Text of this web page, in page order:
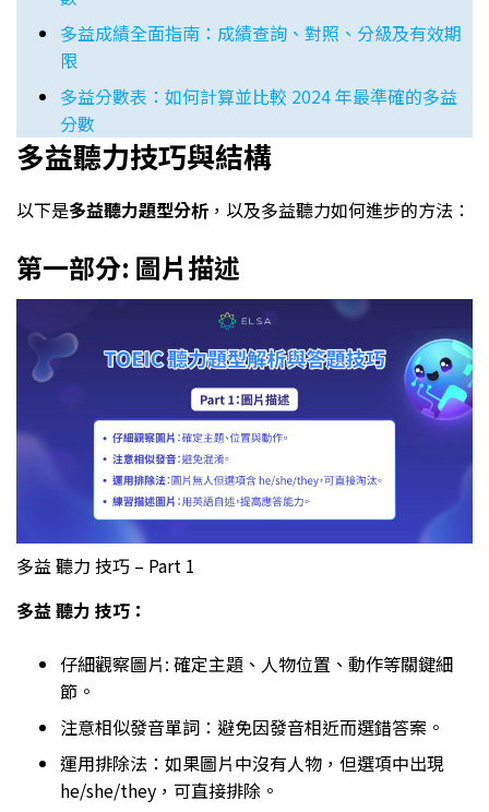
多益成績全面指南：成績查詢、對照、分級及有效期
限
多益分數表：如何計算並比較 2024 年最準確的多益
分數
多益聽力技巧與結構
以下是多益聽力題型分析 ，以及多益聽力如何進步的方法：
第一部分: 圖片描述
多益 聽力 技巧 – Part 1
多益 聽力 技巧：
仔細觀察圖片: 確定主題、人物位置、動作等關鍵細
節。
注意相似發音單詞：避免因發音相近而選錯答案。
運用排除法：如果圖片中沒有人物，但選項中出現
he/she/they，可直接排除。